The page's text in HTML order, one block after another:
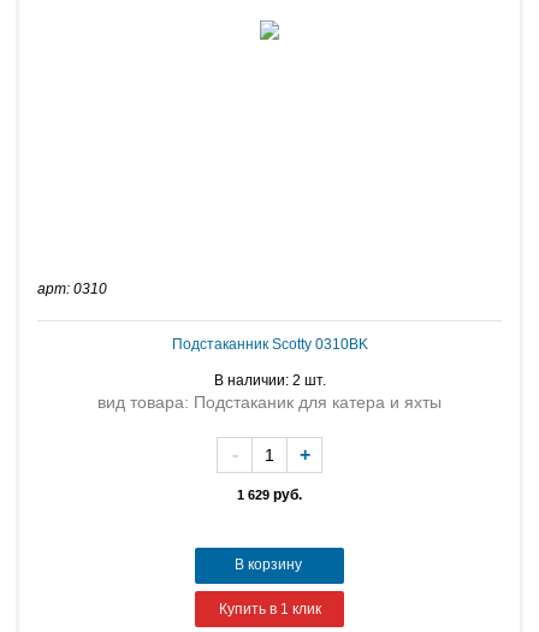
арт: 0310
Подстаканник Scotty 0310BK
В наличии: 2 шт.
вид товара: Подстаканик для катера и яхты
1 629 руб.
- +
В корзину
Купить в 1 клик